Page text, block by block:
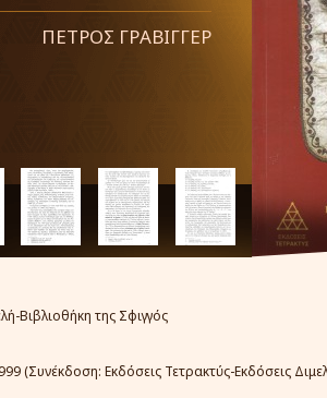
ΠΕΤΡΟΣ ΓΡΑΒΙΓΓΕΡ
Βιβλιοθήκη της Σφιγγός
(Συνέκδοση: Εκδόσεις Τετρακτύς-Εκδόσεις